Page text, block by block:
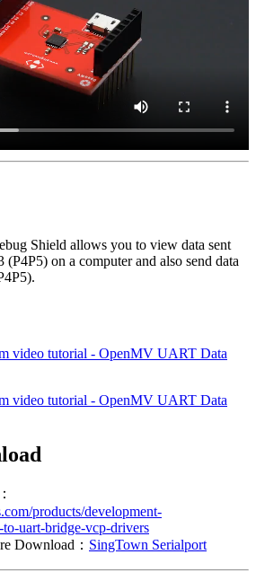
Shield allows you to view data sent
on a computer and also send data
video tutorial - OpenMV UART Data
video tutorial - OpenMV UART Data
products/development-
uart-bridge-vcp-drivers
Download： SingTown Serialport